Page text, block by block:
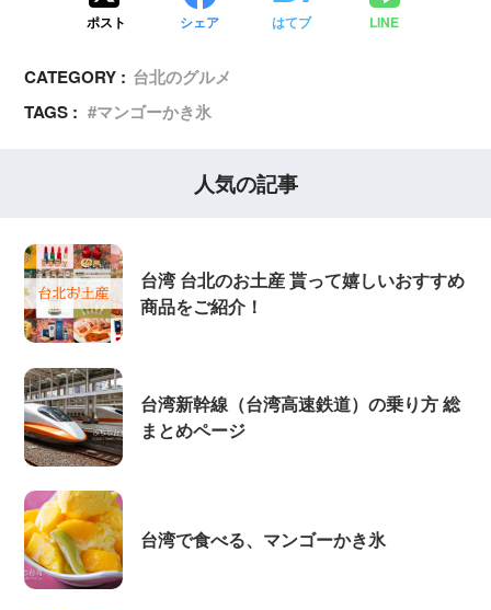
ポスト シェア はてブ LINE
CATEGORY : 台北のグルメ
TAGS :
マンゴーかき氷
人気の記事
台湾 台北のお土産 貰って嬉しいおすすめ
商品をご紹介！
台湾新幹線（台湾高速鉄道）の乗り方 総
まとめページ
台湾で食べる、マンゴーかき氷